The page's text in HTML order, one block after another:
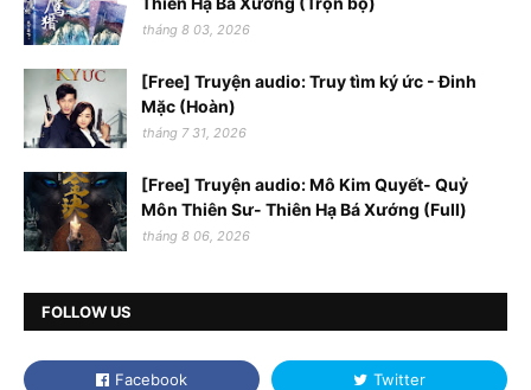
tháng 8 03, 2026
[Free] Truyện audio: Truy tìm ký ức - Đinh
Mặc (Hoàn)
tháng 7 31, 2026
[Free] Truyện audio: Mô Kim Quyết- Quỷ
Môn Thiên Sư- Thiên Hạ Bá Xướng (Full)
tháng 8 06, 2026
FOLLOW US